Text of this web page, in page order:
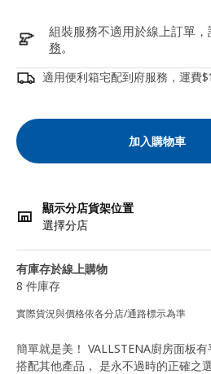
組裝服務不適用於線上訂單，
務。
適用便利箱宅配到府服務，運費
加入購物車
顯示分店貨架位置
選擇分店
有庫存於線上購物
8 件庫存
實際貨況與價格依各分店/通路標示為準
簡單就是美！ VALLSTENA廚房面板
搭配其他產品， 是永不過時的正確之